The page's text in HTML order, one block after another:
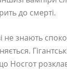
до смерті.
не знають
Носгот